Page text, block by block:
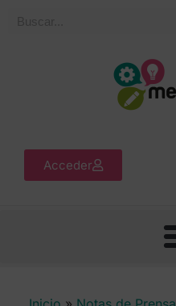
Acceder